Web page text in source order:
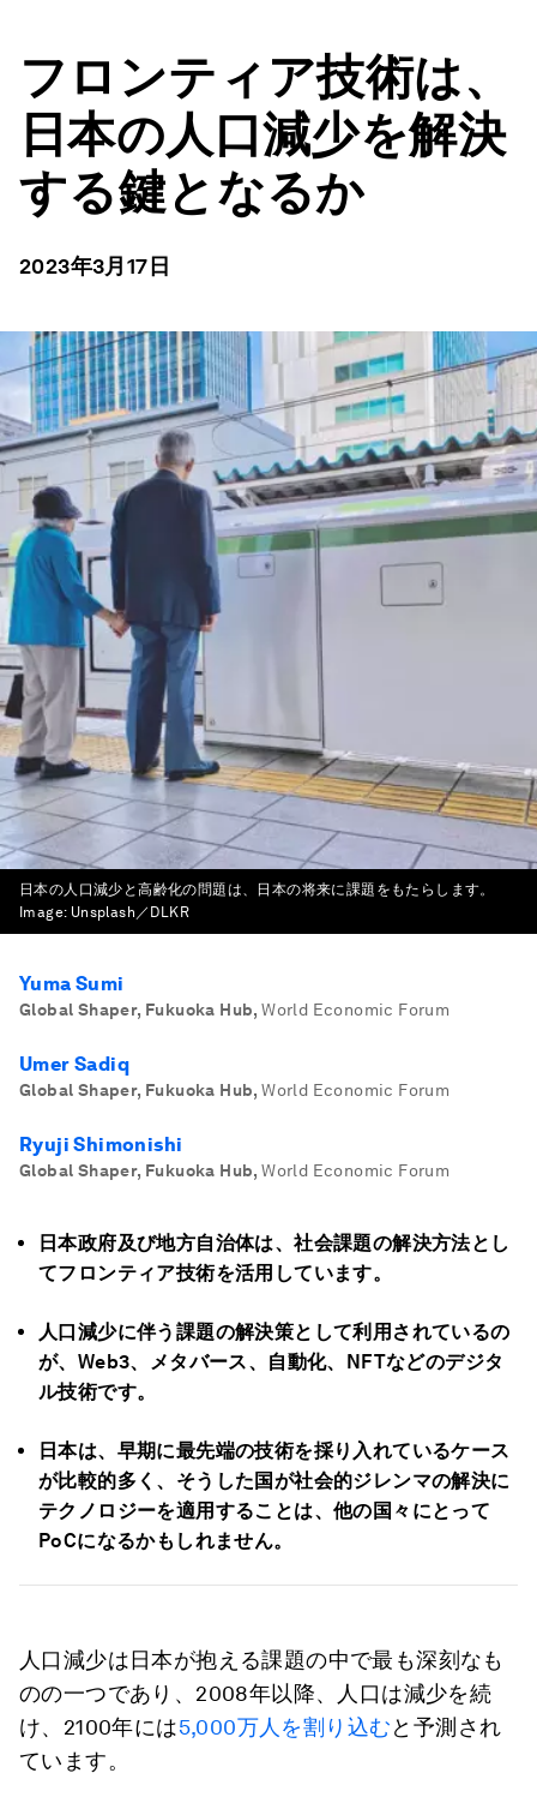
フロンティア技術は、
日本の人口減少を解決
する鍵となるか
2023年3月17日
日本の人口減少と高齢化の問題は、日本の将来に課題をもたらします。
Image: Unsplash／DLKR
Yuma Sumi
Global Shaper, Fukuoka Hub, World Economic Forum
Umer Sadiq
Global Shaper, Fukuoka Hub, World Economic Forum
Ryuji Shimonishi
Global Shaper, Fukuoka Hub, World Economic Forum
日本政府及び地方自治体は、社会課題の解決方法とし
てフロンティア技術を活用しています。
人口減少に伴う課題の解決策として利用されているの
が、Web3、メタバース、自動化、NFTなどのデジタ
ル技術です。
日本は、早期に最先端の技術を採り入れているケース
が比較的多く、そうした国が社会的ジレンマの解決に
テクノロジーを適用することは、他の国々にとって
PoCになるかもしれません。
人口減少は日本が抱える課題の中で最も深刻なも
のの一つであり、2008年以降、人口は減少を続
け、2100年には5,000万人を割り込むと予測され
ています。